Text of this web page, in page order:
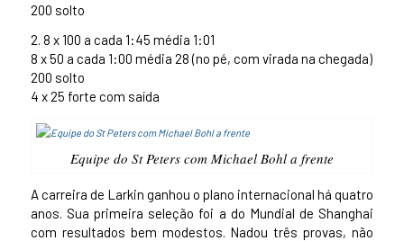
200 solto
2. 8 x 100 a cada 1:45 média 1:01
8 x 50 a cada 1:00 média 28 (no pé, com virada na chegada)
200 solto
4 x 25 forte com saída
Equipe do St Peters com Michael Bohl a frente
A carreira de Larkin ganhou o plano internacional há quatro
anos. Sua primeira seleção foi a do Mundial de Shanghai
com resultados bem modestos. Nadou três provas, não